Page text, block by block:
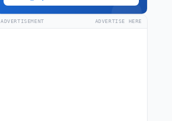
ADVERTISEMENT ADVERTISE HERE